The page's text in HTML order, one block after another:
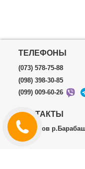
ТЕЛЕФОНЫ
(073) 578-75-88
(098) 398-30-85
(099) 009-60-26
КОНТАКТЫ
г.Харьков